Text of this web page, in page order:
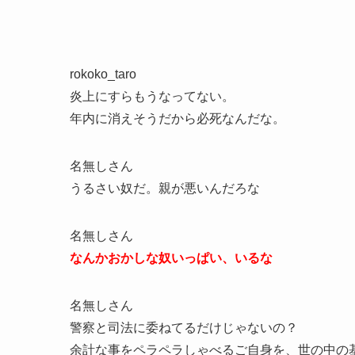
rokoko_taro
炎上にすらもうなってない。
年内に消えそうだから必死なんだな。
名無しさん
うるさい奴だ。親が悪いんだろな
名無しさん
なんかおかしな奴いっぱい、いるな
名無しさん
警察と司法に委ねてるだけじゃないの？
余計な事をペラペラしゃべるご自身を、世の中の